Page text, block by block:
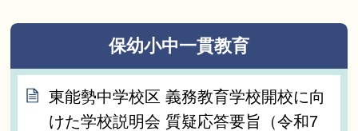
保幼小中一貫教育
東能勢中学校区 義務教育学校開校に向
けた学校説明会 質疑応答要旨（令和7